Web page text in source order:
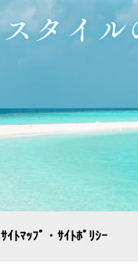
ｻｲﾄﾏｯﾌﾟ・ｻｲﾄﾎﾟﾘｼｰ